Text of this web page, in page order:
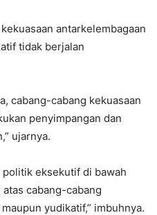
antarkelembagaan
tidak berjalan
cabang-cabang kekuasaan
penyimpangan dan
ujarnya.
politik eksekutif di bawah
cabang-cabang
yudikatif,” imbuhnya.